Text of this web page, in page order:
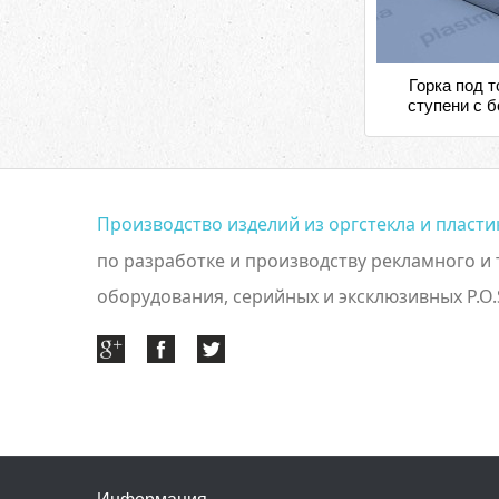
Горка под
ступени с
Производство изделий из оргстекла и
по разработке и производству рекламного и
оборудования, серийных и эксклюзивных